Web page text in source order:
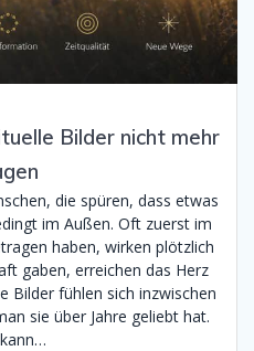
Bilder nicht mehr
die spüren, dass etwas
im Außen. Oft zuerst im
haben, wirken plötzlich
gaben, erreichen das Herz
Bilder fühlen sich inzwischen
sie über Jahre geliebt hat.